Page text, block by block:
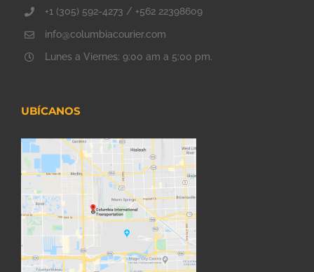
+1 (305) 592-4273 / +562 22398609
info@columbiacourier.com
Lunes a Viernes: 9:00 am a 5:00 pm.
UBÍCANOS